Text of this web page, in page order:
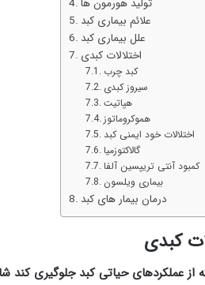
تولید هورمون ها
علائم بیماری کبد
علل بیماری کبد
اختلالات کبدی
کبد چرب
سیروز کبدی
هپاتیت
هموکروماتوز
اختلالات خود ایمنی کبد
گالاکتوزمیا
کمبود آنتی تریپسین آلفا
بیماری ویلسون
درمان بیمار های کبد
کبدی
از عملکردهای حیاتی کبد جلوگیری کند